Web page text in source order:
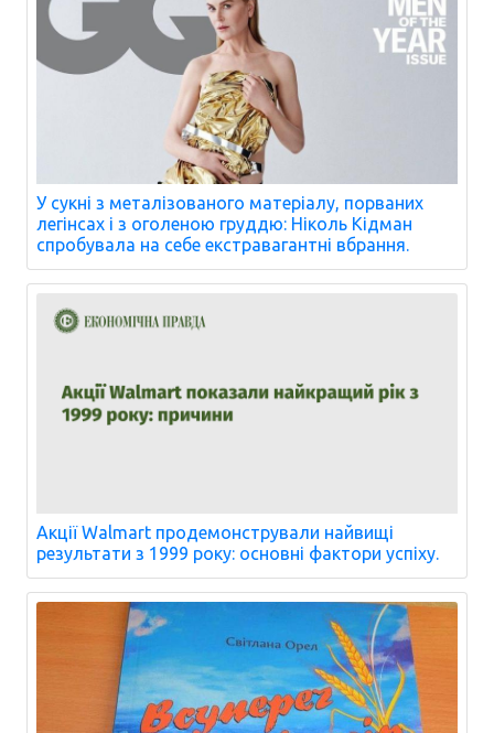
У сукні з металізованого матеріалу, порваних
легінсах і з оголеною груддю: Ніколь Кідман
спробувала на себе екстравагантні вбрання.
Акції Walmart продемонстрували найвищі
результати з 1999 року: основні фактори успіху.